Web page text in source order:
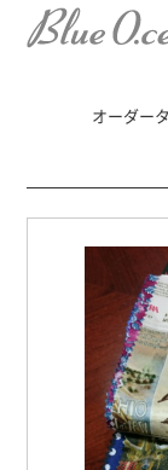
オーダー